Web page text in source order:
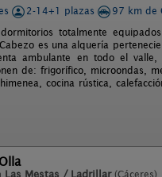
2-14+1 plazas
97 km de
totalmente
es una alquería
ambulante en todo el
de: frigorífico, microondas,
cocina rústica,
Las Mestas / Ladrillar (Cáceres)